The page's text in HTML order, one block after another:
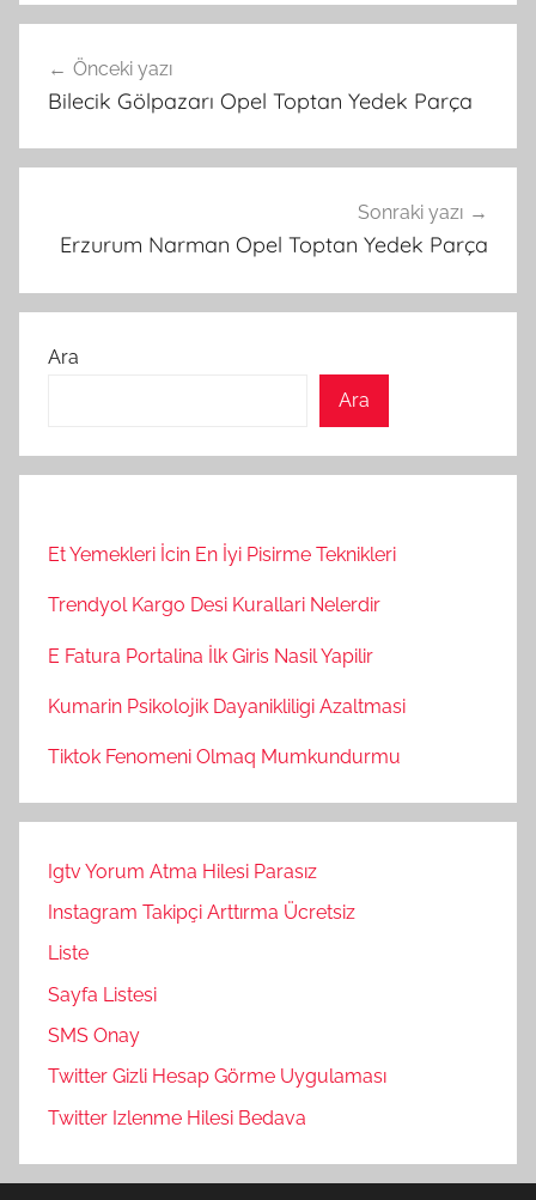
gezinmesi
Önceki yazı
Bilecik Gölpazarı Opel Toptan Yedek Parça
Sonraki yazı
Erzurum Narman Opel Toptan Yedek Parça
Ara
Ara
Et Yemekleri İcin En İyi Pisirme Teknikleri
Trendyol Kargo Desi Kurallari Nelerdir
E Fatura Portalina İlk Giris Nasil Yapilir
Kumarin Psikolojik Dayanikliligi Azaltmasi
Tiktok Fenomeni Olmaq Mumkundurmu
Igtv Yorum Atma Hilesi Parasız
Instagram Takipçi Arttırma Ücretsiz
Liste
Sayfa Listesi
SMS Onay
Twitter Gizli Hesap Görme Uygulaması
Twitter Izlenme Hilesi Bedava